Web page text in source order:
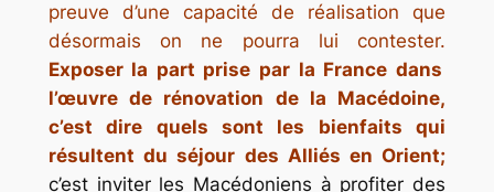
preuve d’une capacité de réalisation que
désormais on ne pourra lui contester.
Exposer la part prise par la France dans
l’œuvre de rénovation de la Macédoine,
c’est dire quels sont les bienfaits qui
résultent du séjour des Alliés en Orient;
c’est inviter les Macédoniens à profiter des